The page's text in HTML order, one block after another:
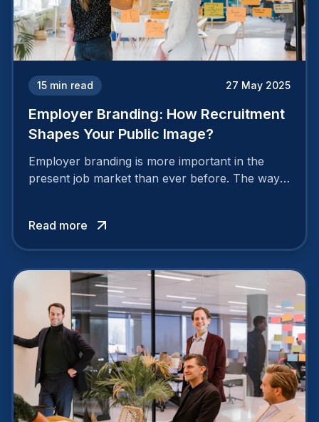
15 min read 27 May 2025
Employer Branding: How Recruitment
Shapes Your Public Image?
Employer branding is more important in the
present job market than ever before. The way
Read more